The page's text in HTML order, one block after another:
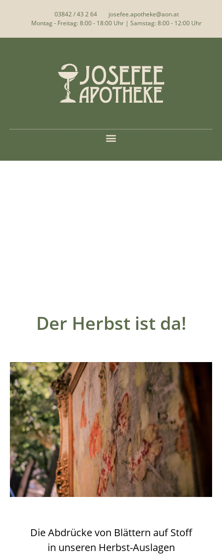
03842 / 43 2 64
josefee.apotheke@aon.at
Montag - Freitag: 8:00 - 18:00 Uhr | Samstag: 8:00 - 12:00 Uhr
Der Herbst ist da!
Die Abdrücke von Blättern auf Stoff
in unseren Herbst-Auslagen